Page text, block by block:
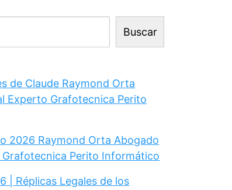
Buscar
de Claude Raymond Orta
Experto Grafotecnica Perito
2026 Raymond Orta Abogado
Perito Informático
| Réplicas Legales de los